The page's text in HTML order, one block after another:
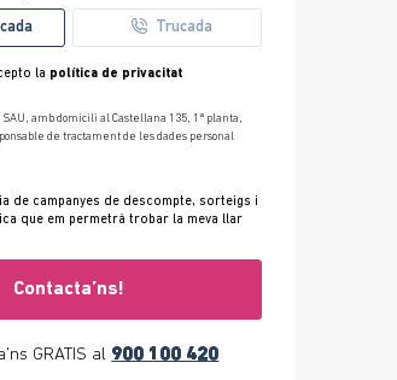
Trucada
la política de privacitat
SAU, amb domicili al Castellana 135, 1ª planta,
de tractament de les dades personal
de campanyes de descompte, sorteigs i
que em permetrà trobar la meva llar
Contacta’ns!
GRATIS al 900 100 420